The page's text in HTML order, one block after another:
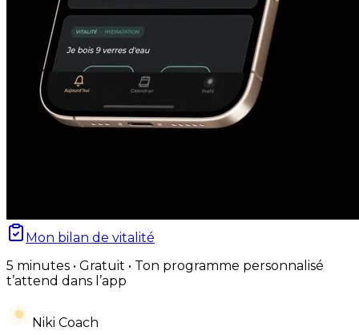
Mon bilan de vitalité
5 minutes • Gratuit • Ton programme personnalisé
t’attend dans l’app
Niki Coach